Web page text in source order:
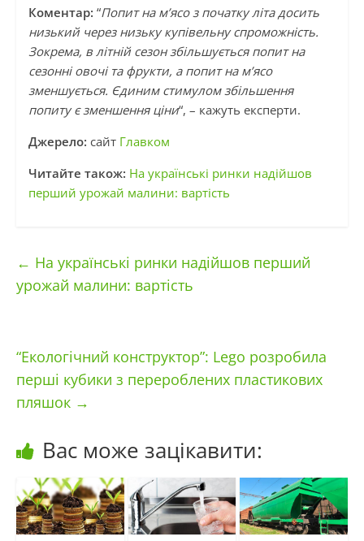
Коментар: “Попит на м’ясо з початку літа досить
низький через низьку купівельну спроможність.
Зокрема, в літній сезон збільшується попит на
сезонні овочі та фрукти, а попит на м’ясо
зменшується. Єдиним стимулом збільшення
попиту є зменшення ціни“, – кажуть експерти.
Джерело: сайт Главком
Читайте також: На українські ринки надійшов
перший урожай малини: вартість
← На українські ринки надійшов перший
урожай малини: вартість
“Екологічний конструктор”: Lego розробила
перші кубики з перероблених пластикових
пляшок →
Вас може зацікавити: